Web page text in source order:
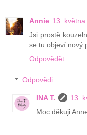
Annie 13.
Jsi prostě
se tu objeví nový
Odpovědět
Odpovědi
INA T.
13.
Moc děkuji